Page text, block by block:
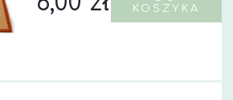
KOSZYKA